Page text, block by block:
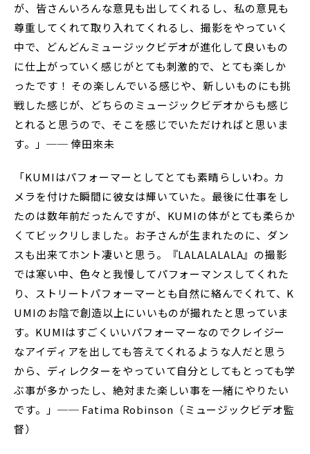
が、皆さんいろんな意見も出してくれるし、私の意見も
尊重してくれて取り入れてくれるし、撮影をやっていく
中で、どんどんミュージックビデオが進化して良いもの
に仕上がっていく感じがとても刺激的で、とても楽しか
ったです！ その楽しんでいる感じや、新しいものにも挑
戦した感じが、どちらのミュージックビデオからも感じ
とれると思うので、そこを感じでいただければと思いま
す。」── 倖田來未
「KUMIはパフォーマーとしてとても素晴らしいわ。カ
メラを付けた瞬間に彼女は輝いていた。最後に仕事をし
たのは数年前だったんですが、KUMIの体がとても柔らか
くてビックリしました。お子さんが生まれたのに、ダン
スも出来てホント凄いと思う。『LALALALALA』の撮影
では寒い中、色々と我慢してパフォーマンスしてくれた
り、ストリートパフォーマーとも自然に絡んでくれて、K
UMIのお陰で創造以上にいいものが撮れたと思っていま
す。KUMIはすごくいいパフォーマーなのでクレイジー
なアイディアを出しても答えてくれるような人だと思う
から、ディレクターをやっていて自分としてもとっても学
ぶ事が多かったし、絶対また楽しい事を一緒にやりたい
です。」── Fatima Robinson（ミュージックビデオ監
督）